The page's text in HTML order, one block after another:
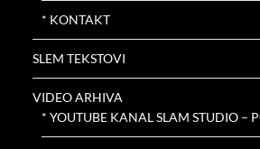
* KONTAKT
SLEM TEKSTOVI
VIDEO ARHIVA
* YOUTUBE KANAL SLAM STUDIO –